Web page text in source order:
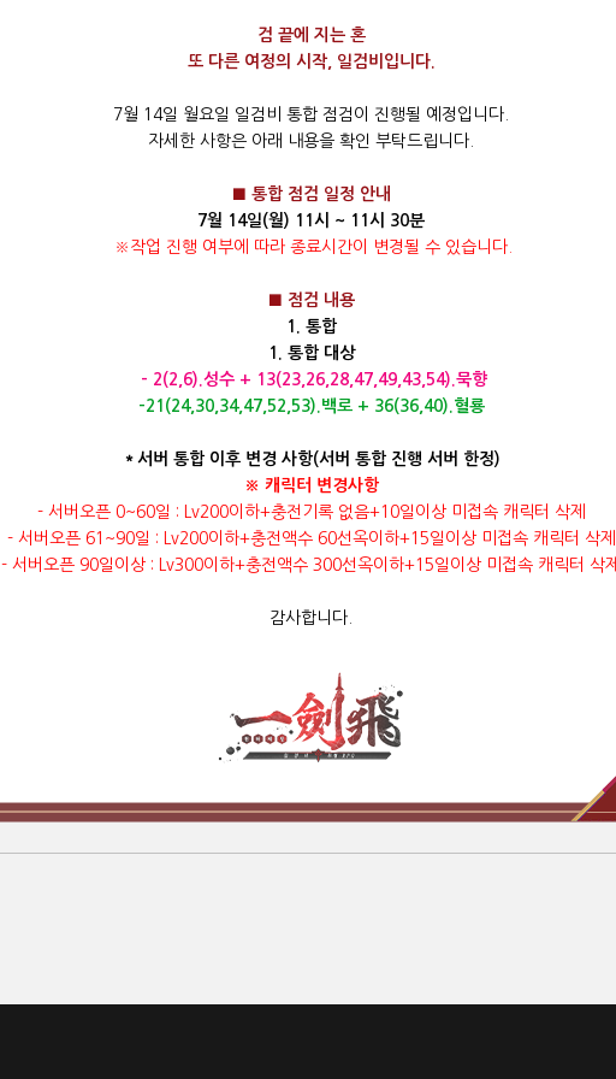
검 끝에 지는 혼
또 다른 여정의 시작, 일검비입니다.
7월 14일 월요일 일검비 통합 점검이 진행될 예정입니다.
자세한 사항은 아래 내용을 확인 부탁드립니다.
■ 통합 점검 일정 안내
7월 14일(월) 11시 ~ 11시 30분
※작업 진행 여부에 따라 종료시간이 변경될 수 있습니다.
■ 점검 내용
1. 통합
1. 통합 대상
- 2(2,6).성수 + 13(23,26,28,47,49,43,54).묵향
-21(24,30,34,47,52,53).백로 + 36(36,40).혈룡
＊서버 통합 이후 변경 사항(서버 통합 진행 서버 한정)
※ 캐릭터 변경사항
- 서버오픈 0~60일 : Lv200이하+충전기록 없음+10일이상 미접속 캐릭터 삭제
- 서버오픈 61~90일 : Lv200이하+충전액수 60선옥이하+15일이상 미접속 캐릭터 삭제
- 서버오픈 90일이상 : Lv300이하+충전액수 300선옥이하+15일이상 미접속 캐릭터 삭제
감사합니다.